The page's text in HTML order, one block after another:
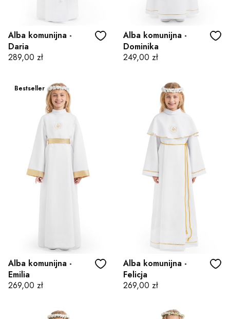
Alba komunijna -
Daria
Cena
289,00 zł
Alba komunijna -
Dominika
Cena
249,00 zł
Bestseller
Alba komunijna -
Emilia
Cena
269,00 zł
Alba komunijna -
Felicja
Cena
269,00 zł